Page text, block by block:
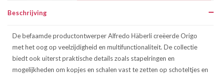
Beschrijving
De befaamde productontwerper Alfredo Häberli creëerde Origo
met het oog op veelzijdigheid en multifunctionaliteit. De collectie
biedt ook uiterst praktische details zoals stapelringen en
mogelijkheden om kopjes en schalen vast te zetten op schoteltjes en